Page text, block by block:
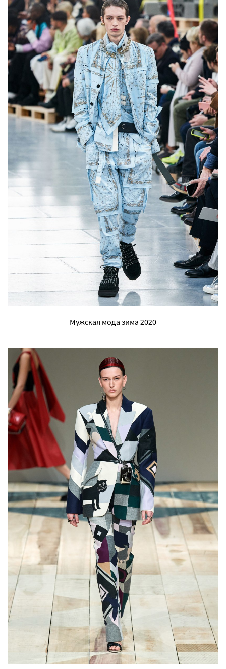
Мужская мода зима 2020